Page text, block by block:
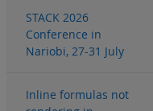
STACK 2026
Conference in
Nariobi, 27-31 July
Inline formulas not